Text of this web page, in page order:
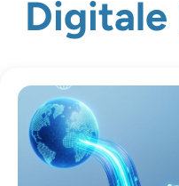
Digitale